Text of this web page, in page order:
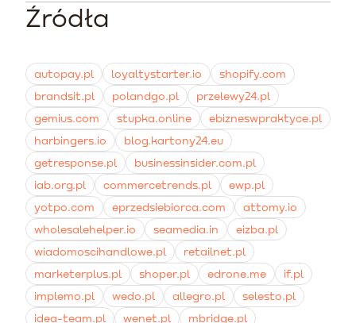
pierwszym cyklu odnowienia abonamentów, zazwyczaj
w ciągu 1-2 miesięcy od poprawnego wdrożenia
Najskuteczniejsze są bezpośrednie zniżki na kolejne
diety oraz benefity w ramach programów poleceń dla
nowych znajomych.
Źródła
autopay.pl loyaltystarter.io
shopify.com
brandsit.pl
polandgo.pl
przelewy24.pl
gemius.com
stupka.online
ebizneswpraktyce.pl
harbingers.io
blog.kartony24.eu
getresponse.pl
businessinsider.com.pl
iab.org.pl
commercetrends.pl
ewp.pl
yotpo.com
eprzedsiebiorca.com
attomy.io
wholesalehelper.io
seamedia.in
eizba.pl
wiadomoscihandlowe.pl
retailnet.pl
marketerplus.pl
shoper.pl edrone.me
if.pl
implemo.pl
wedo.pl allegro.pl
selesto.pl
idea-team.pl
wenet.pl
mbridge.pl